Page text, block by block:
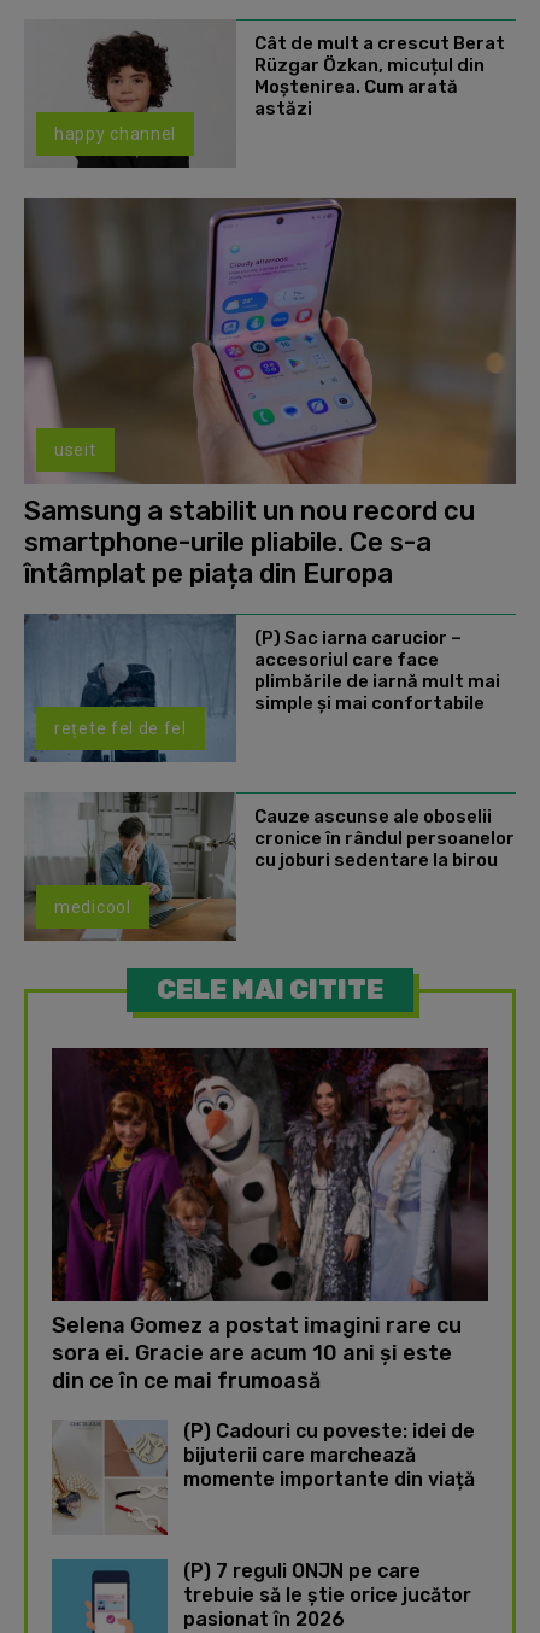
happy channel
Cât de mult a crescut Berat
Rüzgar Özkan, micuțul din
Moștenirea. Cum arată
astăzi
useit
Samsung a stabilit un nou record cu
smartphone-urile pliabile. Ce s-a
întâmplat pe piața din Europa
rețete fel de fel
(P) Sac iarna carucior –
accesoriul care face
plimbările de iarnă mult mai
simple și mai confortabile
medicool
Cauze ascunse ale oboselii
cronice în rândul persoanelor
cu joburi sedentare la birou
CELE MAI CITITE
Selena Gomez a postat imagini rare cu
sora ei. Gracie are acum 10 ani și este
din ce în ce mai frumoasă
(P) Cadouri cu poveste: idei de
bijuterii care marchează
momente importante din viață
(P) 7 reguli ONJN pe care
trebuie să le știe orice jucător
pasionat în 2026